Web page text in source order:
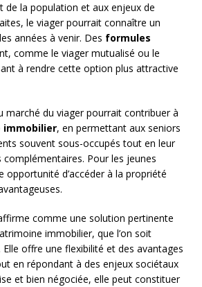
de la population et aux enjeux de
le viager pourrait connaître un
années à venir. Des formules
comme le viager mutualisé ou le
à rendre cette option plus attractive
marché du viager pourrait contribuer à
immobilier, en permettant aux seniors
souvent sous-occupés tout en leur
complémentaires. Pour les jeunes
opportunité d’accéder à la propriété
comme une solution pertinente
immobilier, que l’on soit
offre une flexibilité et des avantages
en répondant à des enjeux sociétaux
et bien négociée, elle peut constituer